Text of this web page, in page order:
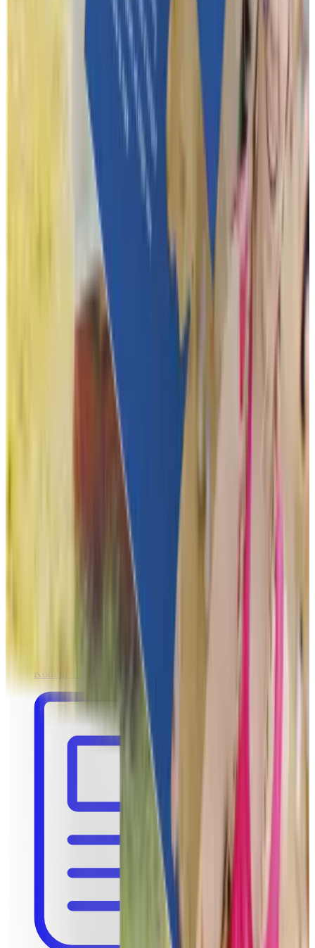
Reviews
Je hoeft ons heus niet te geloven, maar onze klanten heus wel
Werken bij Funkey
Kom jij onze ambitieuze start-up versterken?